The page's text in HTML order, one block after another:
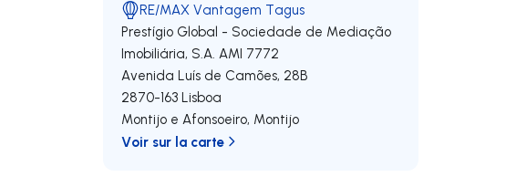
RE/MAX Vantagem Tagus
Prestígio Global - Sociedade de Mediação
Imobiliária, S.A. AMI 7772
Avenida Luís de Camões, 28B
2870-163 Lisboa
Montijo e Afonsoeiro, Montijo
Voir sur la carte